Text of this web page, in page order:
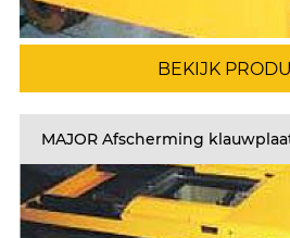
BEKIJK
MAJOR Afscherming